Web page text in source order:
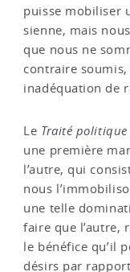
puisse mobiliser
sienne, mais
que nous ne
contraire
inadéquation de
Le Traité politique
une première
l’autre, qui
nous
une telle
faire que l’autre,
le bénéfice qu’il
désirs par